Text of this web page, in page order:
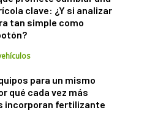
clave: ¿Y si analizar
tan simple como
para un mismo
qué cada vez más
incorporan fertilizante